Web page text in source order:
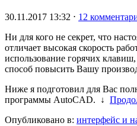
30.11.2017 13:32 ⋅ 12
Ни для кого не секрет, что
отличает высокая скорость
использование горячих
способ повысить Вашу
Ниже я подготовил для Вас
программы AutoCAD.
↓
Опубликовано в: интерфейс и